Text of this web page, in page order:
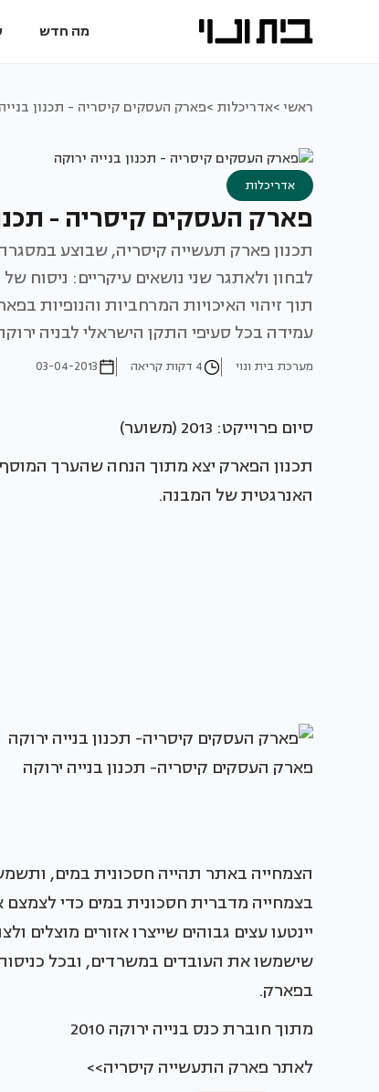
מה חדש
ראשי >אדריכלות >פארק העסקים קיסריה - תכנון
אדריכלות
פארק העסקים קיסריה -
תכנון פארק תעשייה קיסריה, שבוצע
לבחון ולאתגר שני נושאים עיקריים: ניסוח
תוך זיהוי האיכויות המרחביות והנופיות
עמידה בכל סעיפי התקן הישראלי לבניה
מערכת בית ונוי 4 דקות קריאה 03-04-2013
סיום פרוייקט: 2013 (משוער)
תכנון הפארק יצא מתוך הנחה שהערך המוסף
האנרגטית של המבנה.
פארק העסקים קיסריה- תכנון בנייה ירוקה
הצמחייה באתר תהייה חסכונית במים,
בצמחייה מדברית חסכונית במים כדי
יינטעו עצים גבוהים שייצרו אזורים מוצלים
שישמשו את העובדים במשרדים, ובכל
בפארק.
מתוך חוברת כנס בנייה ירוקה 2010
לאתר פארק התעשייה קיסריה>>